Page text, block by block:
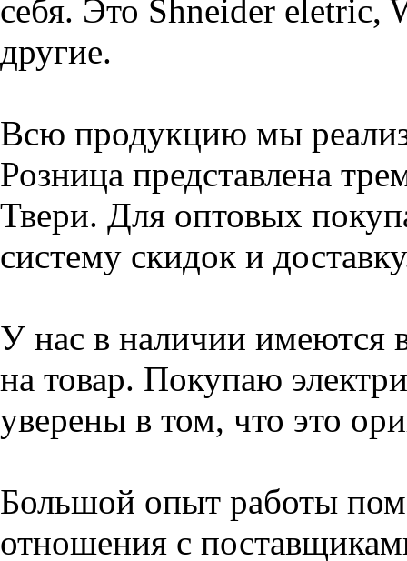
себя. Это Shneider eletric,
другие.
Всю продукцию мы
Розница представлена
Твери. Для оптовых
систему скидок и
У нас в наличии имеются
на товар. Покупаю
уверены в том, что это
Большой опыт работы
отношения с